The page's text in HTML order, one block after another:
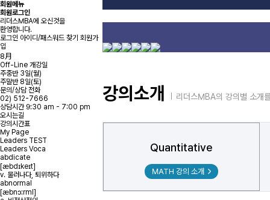
회원메뉴
회원로그인
리더스MBA에 오신것을
환영합니다.
로그인 아이디/패스워드 찾기 회원가
입
8月
Off-Line 개강일
주중반3일(월)
주말반8일(토)
문의/상담 전화
02) 512-7666
상담시간 9:30 am - 7:00 pm
오시는길
강의시간표
My Page
Leaders TEST
Leaders Voca
abdicate
[ӕbdɪkeɪt]
v. 물러나다, 퇴위하다
abnormal
[ӕbnɔ:rml]
강의소개 리더스MBA의 강의별 소개
Quantitative
MATH 강의 소개